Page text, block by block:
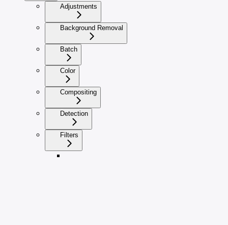
Adjustments
Background Removal
Batch
Color
Compositing
Detection
Filters